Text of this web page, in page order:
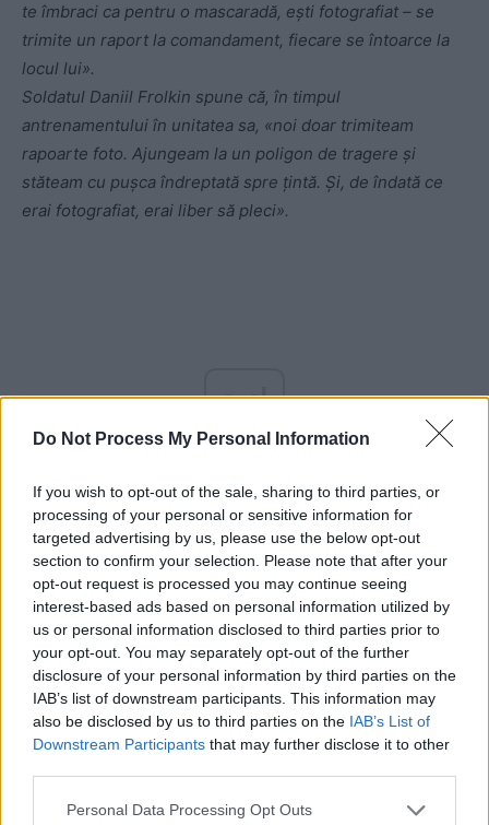
Do Not Process My Personal Information
If you wish to opt-out of the sale, sharing to third parties, or
processing of your personal or sensitive information for
targeted advertising by us, please use the below opt-out
section to confirm your selection. Please note that after your
opt-out request is processed you may continue seeing
interest-based ads based on personal information utilized by
us or personal information disclosed to third parties prior to
your opt-out. You may separately opt-out of the further
disclosure of your personal information by third parties on the
IAB’s list of downstream participants. This information may
also be disclosed by us to third parties on the IAB’s List of
Downstream Participants that may further disclose it to other
Personal Data Processing Opt Outs
te îmbraci ca pentru o mascaradă, ești fotografiat – se
trimite un raport la comandament, fiecare se întoarce la
locul lui».
Soldatul Daniil Frolkin spune că, în timpul
antrenamentului în unitatea sa, «noi doar trimiteam
rapoarte foto. Ajungeam la un poligon de tragere și
stăteam cu pușca îndreptată spre țintă. Și, de îndată ce
erai fotografiat, erai liber să pleci».
ad
Chiar mai periculos – pentru toate părțile implicate -,
rapoartele foto ar fi fost folosite în Brigada Independentă
64 de pușcași motorizați de Gardă a lui Frolkin pentru a
susține afirmațiile false ale comandanților cu privire la
succesele de luptă! Acest lucru a pus în pericol direct
viețile soldaților, spre dezgustul lor ușor de înțeles.